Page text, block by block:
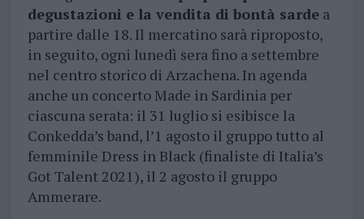
degustazioni e la vendita di bontà sardea
partire dalle 18. Il mercatino sarà riproposto,
in seguito, ogni lunedì sera fino a settembre
nel centro storico di Arzachena. In agenda
anche un concerto Made in Sardinia per
ciascuna serata: il 31 luglio si esibisce la
Conkedda’s band, l’1 agosto il gruppo tutto al
femminile Dress in Black (finaliste di Italia’s
Got Talent 2021), il 2 agosto il gruppo
Ammerare.